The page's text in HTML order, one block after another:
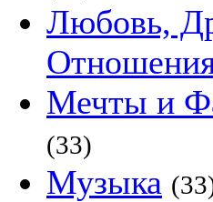
Любовь,
Мечты и
(33)
Музыка